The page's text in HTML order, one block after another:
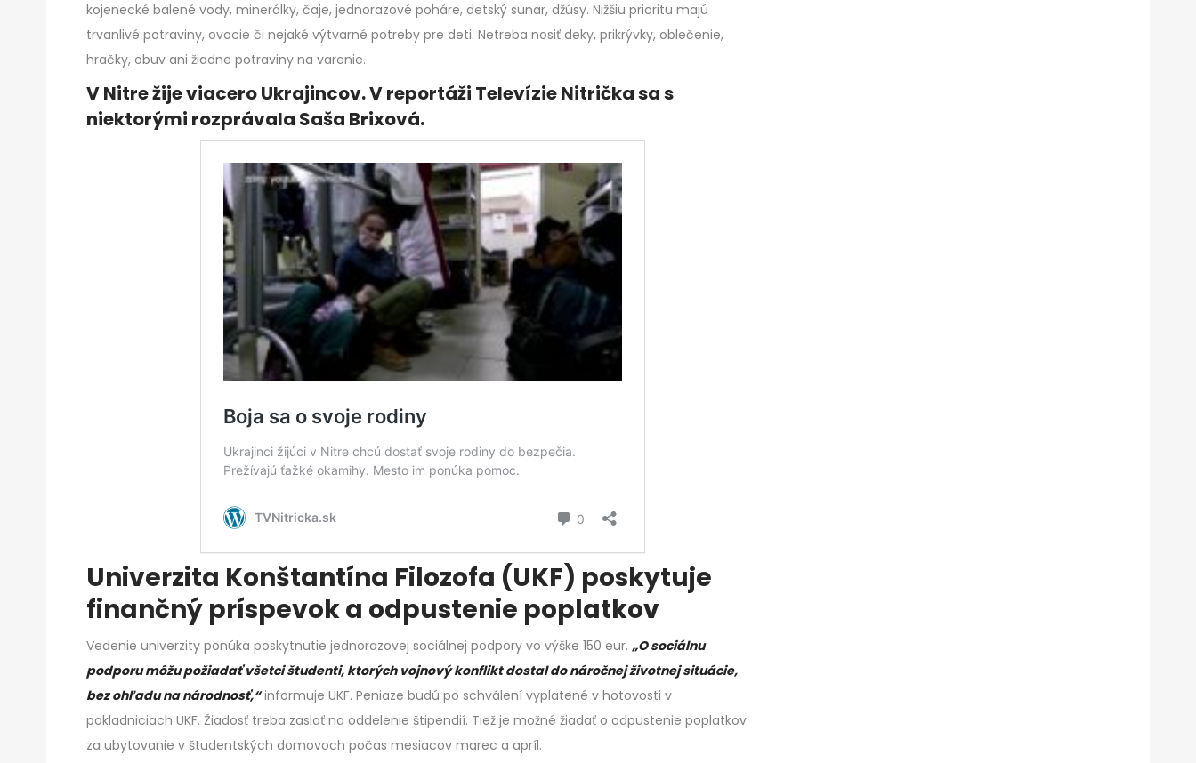
kojenecké balené vody, minerálky, čaje, jednorazové poháre, detský sunar, džúsy. Nižšiu prioritu majú
trvanlivé potraviny, ovocie či nejaké výtvarné potreby pre deti. Netreba nosiť deky, prikrývky, oblečenie,
hračky, obuv ani žiadne potraviny na varenie.
V Nitre žije viacero Ukrajincov. V reportáži Televízie Nitrička sa s
niektorými rozprávala Saša Brixová.
Univerzita Konštantína Filozofa (UKF) poskytuje
finančný príspevok a odpustenie poplatkov
Vedenie univerzity ponúka poskytnutie jednorazovej sociálnej podpory vo výške 150 eur. „O sociálnu
podporu môžu požiadať všetci študenti, ktorých vojnový konflikt dostal do náročnej životnej situácie,
bez ohľadu na národnosť,“informuje UKF. Peniaze budú po schválení vyplatené v hotovosti v
pokladniciach UKF. Žiadosť treba zaslať na oddelenie štipendií. Tiež je možné žiadať o odpustenie poplatkov
za ubytovanie v študentských domovoch počas mesiacov marec a apríl.